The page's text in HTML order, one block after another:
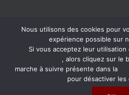
Nous utilisons des cookies pour
expérience possible sur
Si vous acceptez leur
, alors cliquez sur le
marche à suivre présente dans la
pour désactiver les